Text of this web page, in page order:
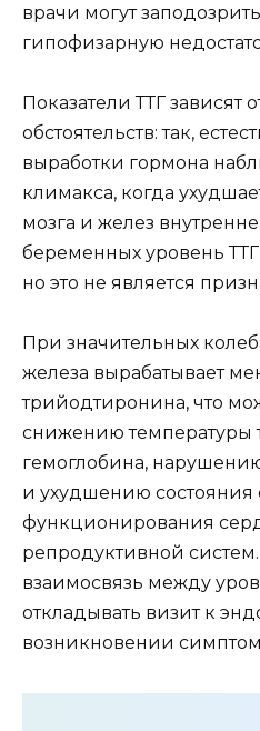
врачи могут
гипофизарную
Показатели ТТГ зависят
обстоятельств: так,
выработки гормона
климакса, когда
мозга и желез
беременных уровень
но это не является
При значительных
железа вырабатывает
трийодтиронина, что
снижению температуры
гемоглобина,
и ухудшению состояния
функционирования
репродуктивной
взаимосвязь между
откладывать визит к
возникновении